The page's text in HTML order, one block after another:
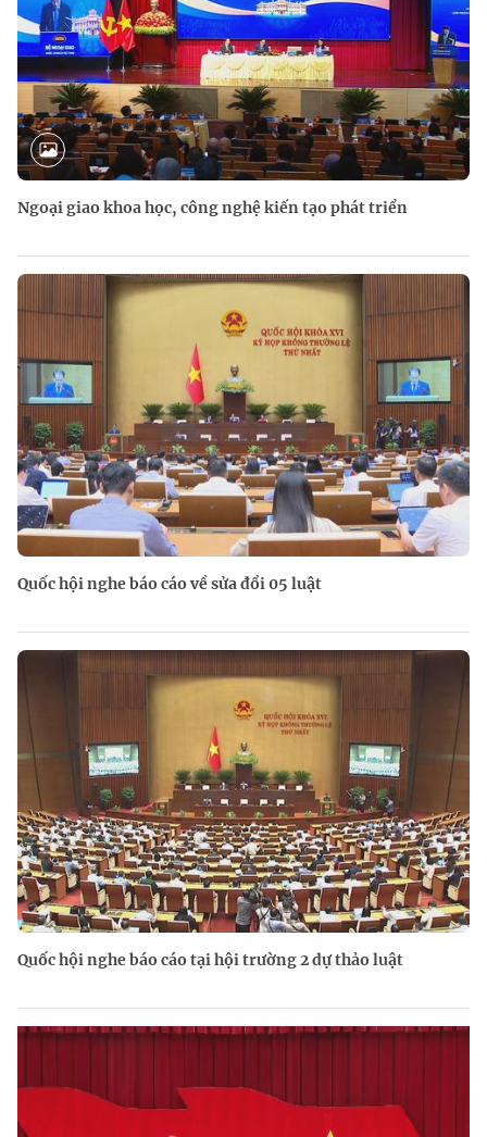
Ngoại giao khoa học, công nghệ kiến tạo phát triển
Quốc hội nghe báo cáo về sửa đổi 05 luật
Quốc hội nghe báo cáo tại hội trường 2 dự thảo luật